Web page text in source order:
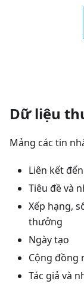
Dữ liệu
Mảng các tin
Liên kết
Tiêu đề và
Xếp hạng,
thưởng
Ngày tạo
Cộng đồng
Tác giả và